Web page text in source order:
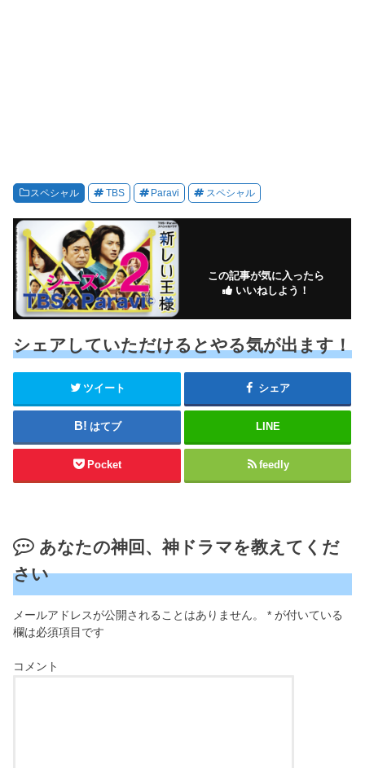
スペシャル TBS Paravi スペシャル
この記事が気に入ったら
いいねしよう！
シェアしていただけるとやる気が出ます！
ツイート シェア
はてブ LINE
Pocket feedly
あなたの神回、神ドラマを教えてくだ
さい
メールアドレスが公開されることはありません。 * が付いている
欄は必須項目です
コメント